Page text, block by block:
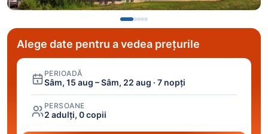
Alege date pentru a vedea prețurile
PERIOADĂ
Sâm, 15 aug – Sâm, 22 aug · 7 nopți
PERSOANE
2 adulți, 0 copii